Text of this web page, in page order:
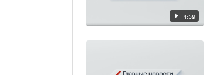
4:59